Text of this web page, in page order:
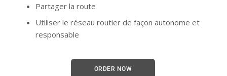
Partager la route
Utiliser le réseau routier de façon autonome et
responsable
ORDER NOW